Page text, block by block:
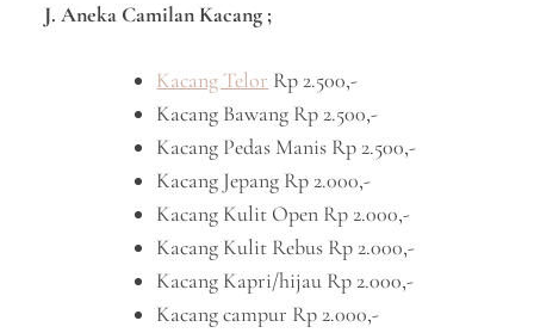
J. Aneka Camilan Kacang ;
Kacang Telor Rp 2.500,-
Kacang Bawang Rp 2.500,-
Kacang Pedas Manis Rp 2.500,-
Kacang Jepang Rp 2.000,-
Kacang Kulit Open Rp 2.000,-
Kacang Kulit Rebus Rp 2.000,-
Kacang Kapri/hijau Rp 2.000,-
Kacang campur Rp 2.000,-